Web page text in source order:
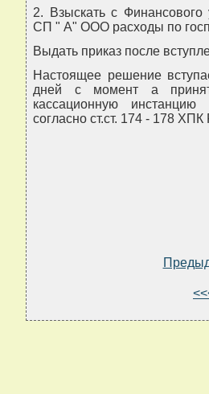
2. Взыскать с
СП " А" ООО расходы по
Выдать приказ после
Настоящее решение
дней с момент а
кассационную инстанцию
согласно ст.ст. 174 - 178